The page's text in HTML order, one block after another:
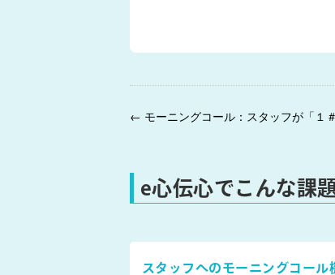
e心伝心でこんな課
スタッフへのモーニングコール